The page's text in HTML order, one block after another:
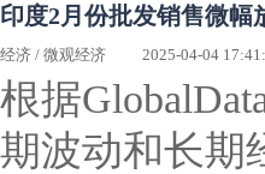
印度2月份批发销售微幅
经济 / 微观经济 2025-04-04
根据
期波动和长期